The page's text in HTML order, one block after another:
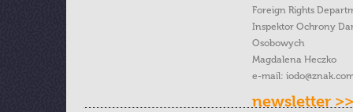
Foreign Rights
Inspektor Ochrony
Osobowych
Magdalena Heczko
e-mail:
newsletter >>